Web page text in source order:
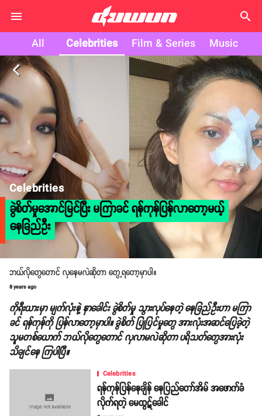
search
All Celebrities Film & Series Music
arrow_back_ios
Celebrities
ခွဲစိတ်မှုအောင်မြင်ပြီး မကြာခင် ရန်ကုန်ပြန်လာတော့မယ့်
နေခြည်ဦး
ဘယ်လိုတွေတောင် လှနေမလဲဆိုတာ တွေ့ရတော့မှာပါ။
8 years ago
ကိုရီးယားမှာ မျက်လုံးနဲ့ နှာခေါင်း ခွဲစိတ်မှု သွားလုပ်နေတဲ့ နေခြည်ဦးဟာ မကြာ
ခင် ရန်ကုန်ကို ပြန်လာတော့မှာပါ။ ခွဲစိတ် ပြုပြင်မှုတွေ အားလုံးအဆင်ပြေခဲ့တဲ့
သူမတစ်ယောက် ဘယ်လိုတွေတောင် လှလာမလဲဆိုတာ ပရိသတ်တွေအားလုံး
သိချင်နေ ကြပါပြီ။
Celebrities
ရန်ကုန်ပြန်နေချိန် နေပြည်တော်အိမ် အဖောက်ခံ
လိုက်ရတဲ့ မေထွဋ်ခေါင်